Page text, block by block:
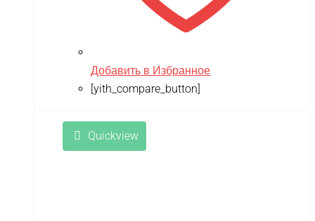
Добавить в Избранное
[yith_compare_button]
Quickview